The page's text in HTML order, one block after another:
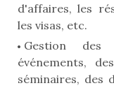
d'affaires, les
les visas, etc.
Gestion des
événements,
séminaires, des